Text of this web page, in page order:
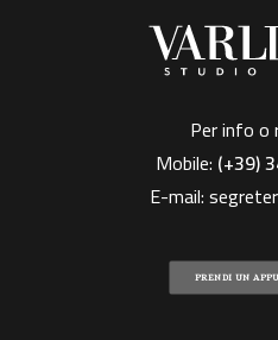
Per info o
Mobile: (+39)
E-mail:
PRENDI UN